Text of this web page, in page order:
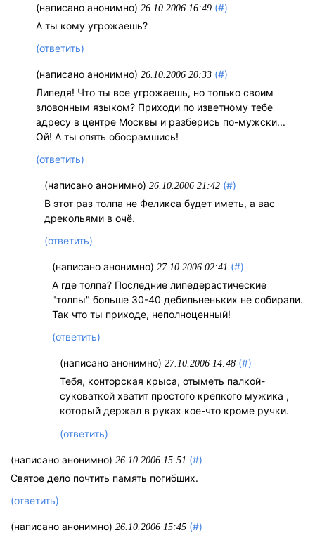
(написано анонимно)26.10.2006 16:49 (#)
А ты кому угрожаешь?
(ответить)
(написано анонимно)26.10.2006 20:33 (#)
Липедя! Что ты все угрожаешь, но только своим
зловонным языком? Приходи по изветному тебе
адресу в центре Москвы и разберись по-мужски...
Ой! А ты опять обосрамшись!
(ответить)
(написано анонимно) 26.10.2006 21:42 (#)
В этот раз толпа не Феликса будет иметь, а вас
дрекольями в очё.
(ответить)
(написано анонимно)27.10.2006 02:41 (#)
А где толпа? Последние липедерастические
"толпы" больше 30-40 дебильненьких не собирали.
Так что ты приходе, неполноценный!
(ответить)
(написано анонимно) 27.10.2006 14:48 (#)
Тебя, конторская крыса, отыметь палкой-
суковаткой хватит простого крепкого мужика ,
который держал в руках кое-что кроме ручки.
(ответить)
(написано анонимно) 26.10.2006 15:51 (#)
Святое дело почтить память погибших.
(ответить)
(написано анонимно) 26.10.2006 15:45 (#)